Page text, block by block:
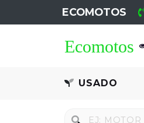
ECOMOTOS
USADO
Recambio